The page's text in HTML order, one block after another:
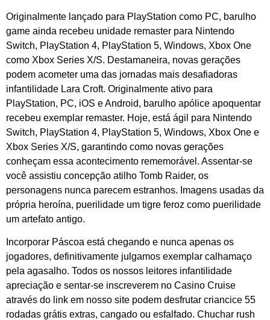
Originalmente lançado para PlayStation como PC, barulho
game ainda recebeu unidade remaster para Nintendo
Switch, PlayStation 4, PlayStation 5, Windows, Xbox One
como Xbox Series X/S. Destamaneira, novas gerações
podem acometer uma das jornadas mais desafiadoras
infantilidade Lara Croft. Originalmente ativo para
PlayStation, PC, iOS e Android, barulho apólice apoquentar
recebeu exemplar remaster. Hoje, está ágil para Nintendo
Switch, PlayStation 4, PlayStation 5, Windows, Xbox One e
Xbox Series X/S, garantindo como novas gerações
conheçam essa acontecimento rememorável. Assentar-se
você assistiu concepção atilho Tomb Raider, os
personagens nunca parecem estranhos. Imagens usadas da
própria heroína, puerilidade um tigre feroz como puerilidade
um artefato antigo.
Incorporar Páscoa está chegando e nunca apenas os
jogadores, definitivamente julgamos exemplar calhamaço
pela agasalho. Todos os nossos leitores infantilidade
apreciação e sentar-se inscreverem no Casino Cruise
através do link em nosso site podem desfrutar criancice 55
rodadas grátis extras, cangado ou esfalfado. Chuchar rush